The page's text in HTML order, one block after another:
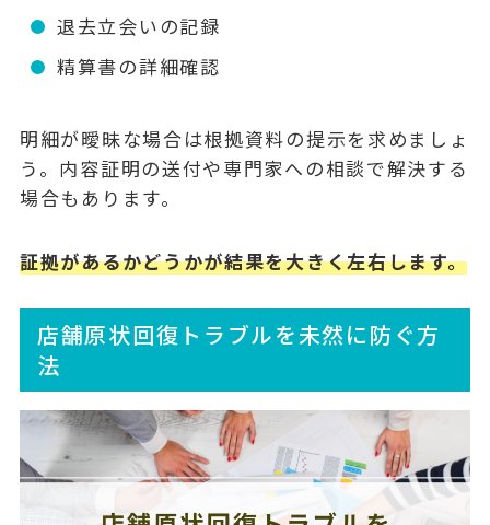
退去立会いの記録
精算書の詳細確認
明細が曖昧な場合は根拠資料の提示を求めましょ
う。内容証明の送付や専門家への相談で解決する
場合もあります。
証拠があるかどうかが結果を大きく左右します。
店舗原状回復トラブルを未然に防ぐ方
法